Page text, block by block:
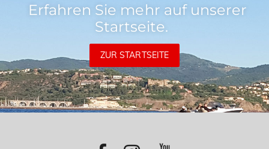
Erfahren Sie mehr auf unserer
Startseite.
ZUR STARTSEITE